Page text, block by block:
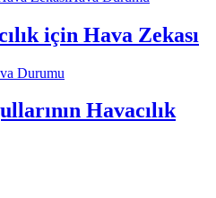
için Hava Zekası
Durumu
Havacılık